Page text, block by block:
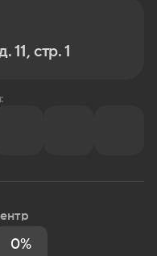
0%
стр. 1